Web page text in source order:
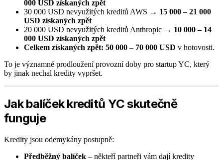
000 USD získaných zpět
30 000 USD nevyužitých kreditů AWS → 15 000 – 21 000
USD získaných zpět
20 000 USD nevyužitých kreditů Anthropic → 10 000 – 14
000 USD získaných zpět
Celkem získaných zpět: 50 000 – 70 000 USD v hotovosti.
To je významné prodloužení provozní doby pro startup YC, který
by jinak nechal kredity vypršet.
Jak balíček kreditů YC skutečně
funguje
Kredity jsou odemykány postupně:
Předběžný balíček – někteří partneři vám dají kredity